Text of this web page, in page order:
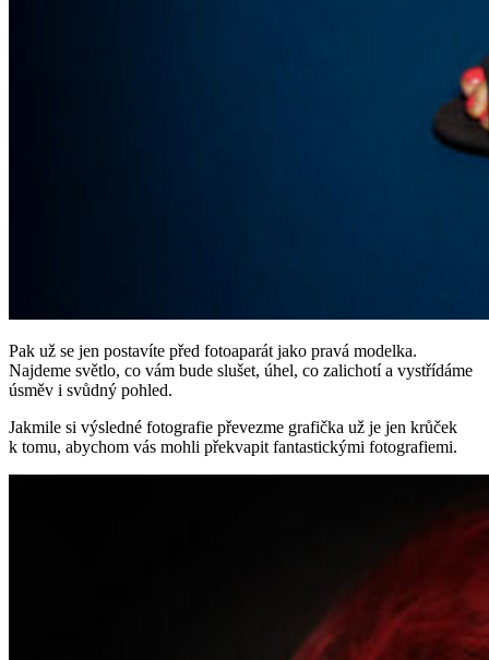
Pak už se jen postavíte před fotoaparát jako pravá modelka.
Najdeme světlo, co vám bude slušet, úhel, co zalichotí a vystřídáme
úsměv i svůdný pohled.
Jakmile si výsledné fotografie převezme grafička už je jen krůček
k tomu, abychom vás mohli překvapit fantastickými fotografiemi.